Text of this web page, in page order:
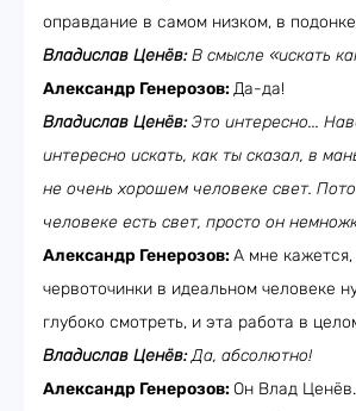
оправдание в самом низком, в
Владислав Ценёв:В смысле «искать
Александр Генерозов:Да-да!
Владислав Ценёв:Это интересно...
интересно искать, как ты сказал, в
не очень хорошем человеке свет.
человеке есть свет, просто он
Александр Генерозов:А мне кажется,
червоточинки в идеальном человеке
глубоко смотреть, и эта работа в
Владислав Ценёв:Да, абсолютно!
Александр Генерозов: Он Влад